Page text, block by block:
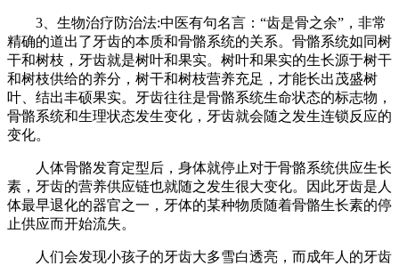
3、生物治疗防治法:中医有句名言：“齿是骨之余”，非常
精确的道出了牙齿的本质和骨骼系统的关系。骨骼系统如同树
干和树枝，牙齿就是树叶和果实。树叶和果实的生长源于树干
和树枝供给的养分，树干和树枝营养充足，才能长出茂盛树
叶、结出丰硕果实。牙齿往往是骨骼系统生命状态的标志物，
骨骼系统和生理状态发生变化，牙齿就会随之发生连锁反应的
变化。
人体骨骼发育定型后，身体就停止对于骨骼系统供应生长
素，牙齿的营养供应链也就随之发生很大变化。因此牙齿是人
体最早退化的器官之一，牙体的某种物质随着骨骼生长素的停
止供应而开始流失。
人们会发现小孩子的牙齿大多雪白透亮，而成年人的牙齿